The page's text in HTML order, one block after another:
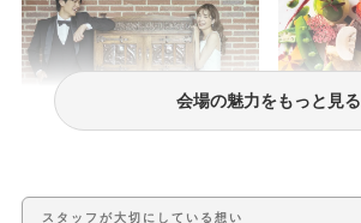
会場の魅力をもっと見る
スタッフが大切にしている想い